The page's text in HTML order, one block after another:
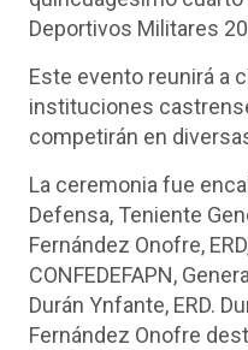
Deportivos Militares
Este evento reunirá a
instituciones
competirán en
La ceremonia fue
Defensa, Teniente
Fernández Onofre,
CONFEDEFAPN,
Durán Ynfante, ERD.
Fernández Onofre